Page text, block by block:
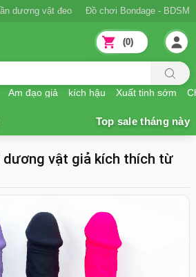
hoa quick rush Quần dương vật đeo Đồ
Âm đạo giả kích hậu Xuất tinh sớm
(0)
dương vật giả kích thích từ